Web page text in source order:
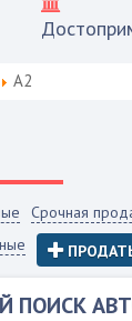
A2
Срочная
ПОИСК